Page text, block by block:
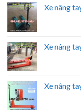
Xe nâng
Xe nâng
Xe nâng